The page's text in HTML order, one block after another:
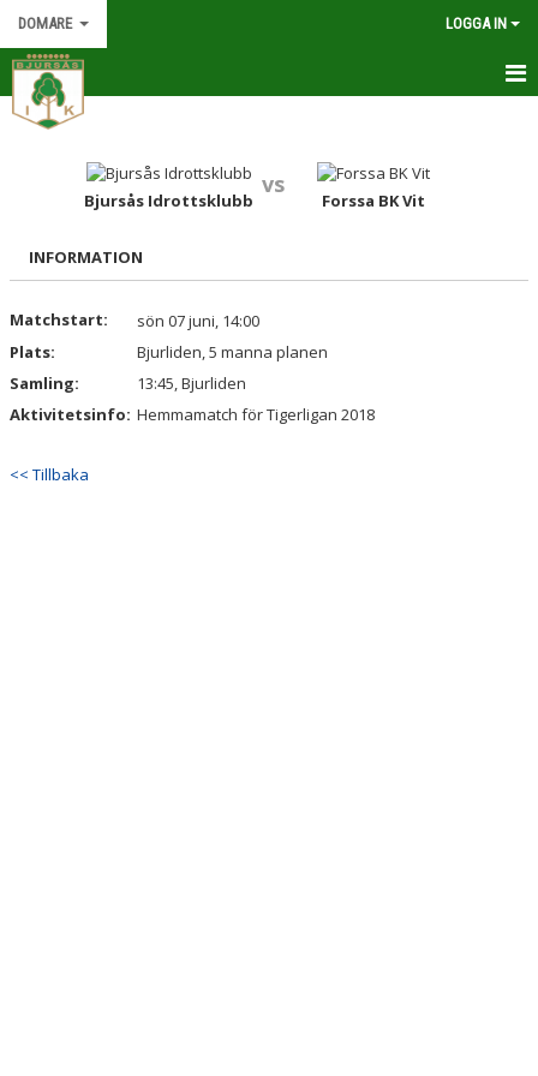
DOMARE LOGGA IN
HEM
KALENDER
DOKUMENT
INFORMATION
Bjursås Idrottsklubb
vs
Forssa BK Vit
INFORMATION
Matchstart:
sön 07 juni, 14:00
Plats:
Bjurliden, 5 manna planen
Samling:
13:45, Bjurliden
Aktivitetsinfo: Hemmamatch för Tigerligan 2018
<< Tillbaka